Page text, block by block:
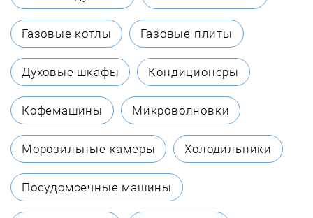
Bompani
BORA
Bosch
Brandt
Газовые котлы Газовые плиты
Духовые шкафы Кондиционеры
Кофемашины Микроволновки
Морозильные камеры Холодильники
Посудомоечные машины